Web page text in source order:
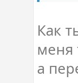
Как
меня
а